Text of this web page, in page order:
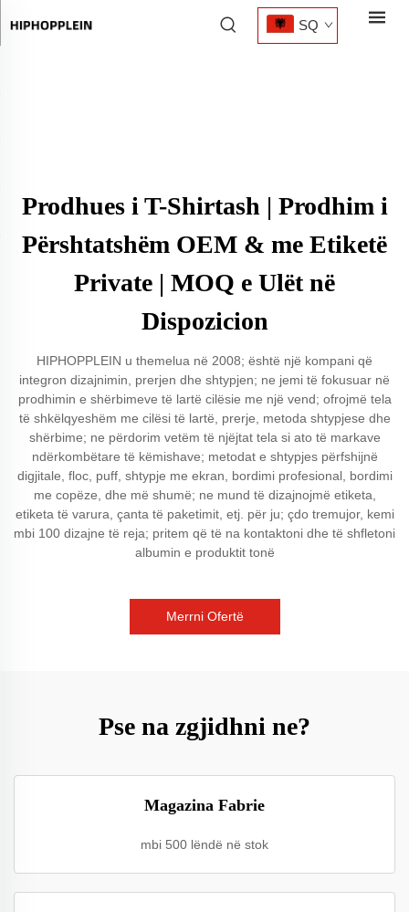
SQ
Prodhues i T-Shirtash | Prodhim i
Përshtatshëm OEM & me Etiketë
Private | MOQ e Ulët në
Dispozicion
HIPHOPPLEIN u themelua në 2008; është një kompani që
integron dizajnimin, prerjen dhe shtypjen; ne jemi të fokusuar në
prodhimin e shërbimeve të lartë cilësie me një vend; ofrojmë tela
të shkëlqyeshëm me cilësi të lartë, prerje, metoda shtypjese dhe
shërbime; ne përdorim vetëm të njëjtat tela si ato të markave
ndërkombëtare të këmishave; metodat e shtypjes përfshijnë
digjitale, floc, puff, shtypje me ekran, bordimi profesional, bordimi
me copëze, dhe më shumë; ne mund të dizajnojmë etiketa,
etiketa të varura, çanta të paketimit, etj. për ju; çdo tremujor, kemi
mbi 100 dizajne të reja; pritem që të na kontaktoni dhe të shfletoni
albumin e produktit tonë
Merrni Ofertë
Pse na zgjidhni ne?
Magazina Fabrie
mbi 500 lëndë në stok